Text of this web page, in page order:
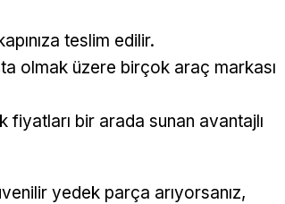
teslim edilir.
olmak üzere birçok araç markası
bir arada sunan avantajlı
yedek parça arıyorsanız,